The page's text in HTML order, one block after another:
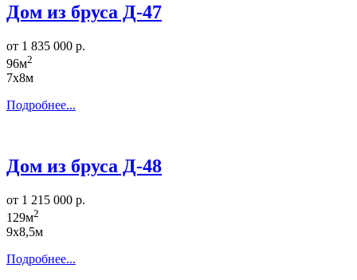
Дом из бруса Д-47
от 1 835 000 р.
96м2
7х8м
Подробнее...
Дом из бруса Д-48
от 1 215 000 р.
129м2
9х8,5м
Подробнее...